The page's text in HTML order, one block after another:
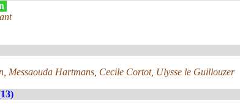
Messaouda Hartmans, Cecile Cortot, Ulysse le Guillouzer